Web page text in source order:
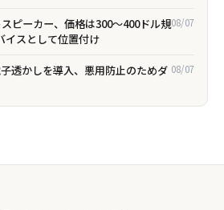
ピーカー、価格は300〜400ドル規
スとして位置付け
08/07
透かしを導入、悪用防止のためダ 08/07